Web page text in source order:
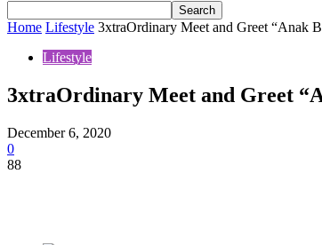
Home Lifestyle 3xtraOrdinary Meet and Greet “Anak
Lifestyle
3xtraOrdinary Meet and Greet
December 6, 2020
0
88